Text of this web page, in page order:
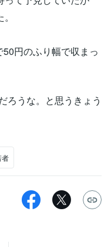
円のふり幅で収まっ
ろうな。と思うきょう
者